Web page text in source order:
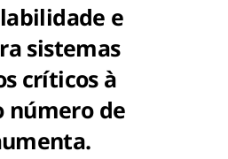
e
sistemas
críticos à
número de